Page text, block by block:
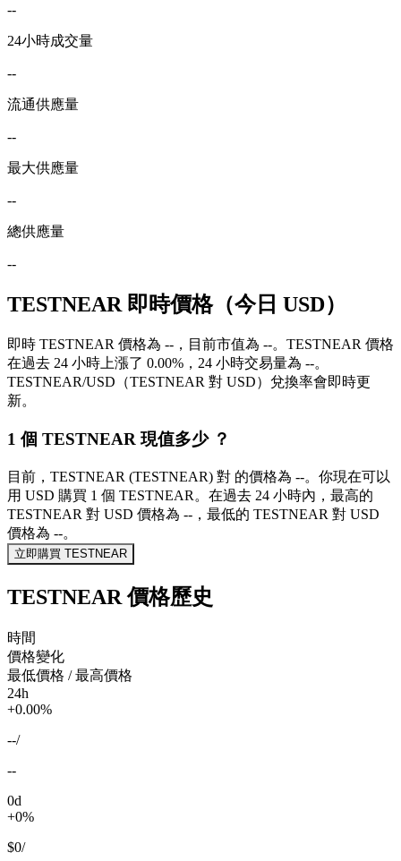
--
24小時成交量
--
流通供應量
--
最大供應量
--
總供應量
--
TESTNEAR 即時價格（今日 USD）
即時 TESTNEAR 價格為 --，目前市值為 --。TESTNEAR 價格
在過去 24 小時上漲了 0.00%，24 小時交易量為 --。
TESTNEAR/USD（TESTNEAR 對 USD）兌換率會即時更
新。
1 個 TESTNEAR 現值多少 ？
目前，TESTNEAR (TESTNEAR) 對 的價格為 --。你現在可以
用 USD 購買 1 個 TESTNEAR。在過去 24 小時內，最高的
TESTNEAR 對 USD 價格為 --，最低的 TESTNEAR 對 USD
價格為 --。
立即購買 TESTNEAR
TESTNEAR 價格歷史
時間
價格變化
最低價格 / 最高價格
24h
+0.00%
--/
--
0d
+0%
$0/